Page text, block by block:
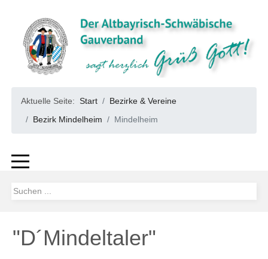
Aktuelle Seite:Start
Bezirke & Vereine
Bezirk Mindelheim
Mindelheim
"D´Mindeltaler"